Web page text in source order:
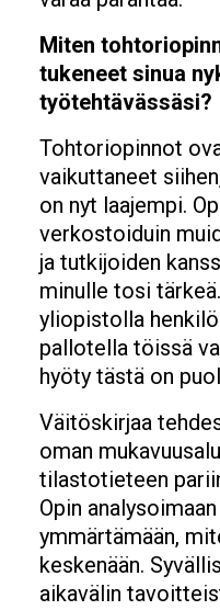
Miten
tukeneet sinua
työtehtävässäsi?
Tohtoriopinnot
vaikuttaneet
on nyt laajempi.
verkostoiduin
ja tutkijoiden
minulle tosi
yliopistolla
pallotella töissä
hyöty tästä on
Väitöskirjaa
oman
tilastotieteen
Opin
ymmärtämään,
keskenään.
aikavälin